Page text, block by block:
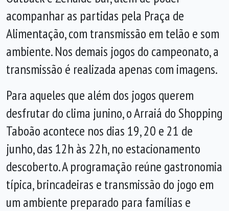
acompanhar as partidas pela Praça de
Alimentação, com transmissão em telão e som
ambiente. Nos demais jogos do campeonato, a
transmissão é realizada apenas com imagens.
Para aqueles que além dos jogos querem
desfrutar do clima junino, o Arraiá do Shopping
Taboão acontece nos dias 19, 20 e 21 de
junho, das 12h às 22h, no estacionamento
descoberto. A programação reúne gastronomia
típica, brincadeiras e transmissão do jogo em
um ambiente preparado para famílias e